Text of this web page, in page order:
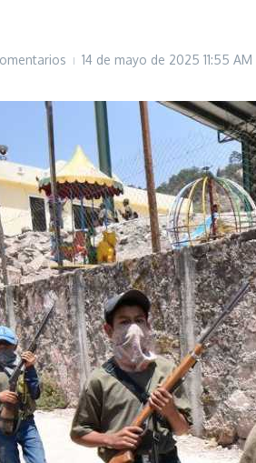
14 de mayo de 2025 11:55 AM